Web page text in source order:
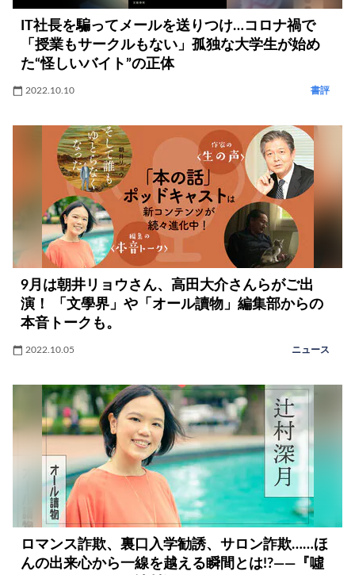
IT社長を騙ってメールを送りつけ…コロナ禍で
「授業もサークルもない」孤独な大学生が始め
た“怪しいバイト”の正体
2022.10.10 書評
9月は朝井リョウさん、高田大介さんらがご出
演！ 「文學界」や「オール讀物」編集部からの
本音トークも。
2022.10.05 ニュース
ロマンス詐欺、裏口入学勧誘、サロン詐欺……ほ
んの出来心から一線を越える瞬間とは!?――『噓